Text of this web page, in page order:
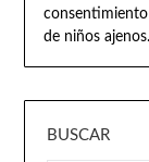
de niños ajenos.
BUSCAR